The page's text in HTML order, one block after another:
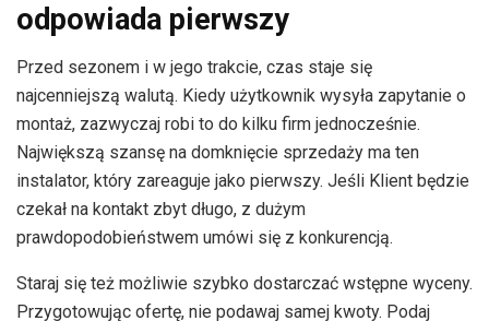
odpowiada pierwszy
Przed sezonem i w jego trakcie, czas staje się
najcenniejszą walutą. Kiedy użytkownik wysyła zapytanie o
montaż, zazwyczaj robi to do kilku firm jednocześnie.
Największą szansę na domknięcie sprzedaży ma ten
instalator, który zareaguje jako pierwszy. Jeśli Klient będzie
czekał na kontakt zbyt długo, z dużym
prawdopodobieństwem umówi się z konkurencją.
Staraj się też możliwie szybko dostarczać wstępne wyceny.
Przygotowując ofertę, nie podawaj samej kwoty. Podaj